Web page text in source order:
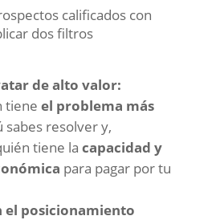
calificados con
dos filtros
de alto valor:
tiene el problema más
resolver y,
tiene la capacidad y
para pagar por tu
el posicionamiento